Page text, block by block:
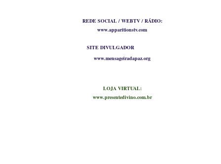
REDE SOCIAL / WEBTV / RÁDIO:
www.apparitionstv.com
SITE DIVULGADOR
www.mensageiradapaz.org
LOJA VIRTUAL:
www.presentedivino.com.br